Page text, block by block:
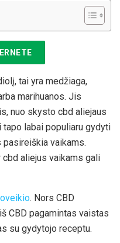
tai yra medžiaga,
marihuanos. Jis
nuo skysto cbd aliejaus
labai populiaru gydyti
vaikams.
aliejus vaikams gali
. Nors CBD
CBD pagamintas vaistas
su gydytojo receptu.